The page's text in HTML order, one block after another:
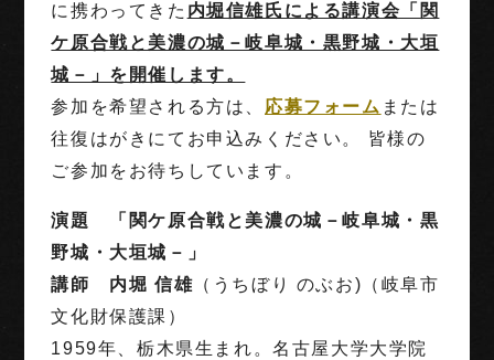
に携わってきた 内堀信雄氏による講演会「関
ケ原合戦と美濃の城－岐阜城・黒野城・大垣
城－」を開催します。
参加を希望される方は、 応募フォーム または
往復はがきにてお申込みください。 皆様の
ご参加をお待ちしています。
演題 「関ケ原合戦と美濃の城－岐阜城・黒
野城・大垣城－」
講師 内堀 信雄 （うちぼり のぶお)（岐阜市
文化財保護課）
1959年、栃木県生まれ。名古屋大学大学院